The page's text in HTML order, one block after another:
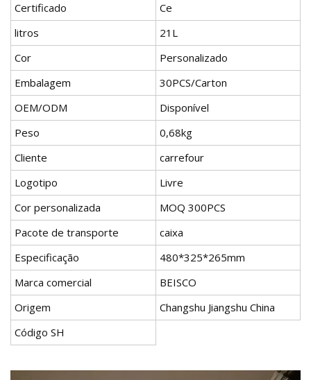
Certificado
Ce
litros
21L
Cor
Personalizado
Embalagem
30PCS/Carton
OEM/ODM
Disponível
Peso
0,68kg
Cliente
carrefour
Logotipo
Livre
Cor personalizada
MOQ 300PCS
Pacote de transporte
caixa
Especificação
480*325*265mm
Marca comercial
BEISCO
Origem
Changshu Jiangshu China
Código SH